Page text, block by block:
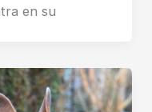
en su